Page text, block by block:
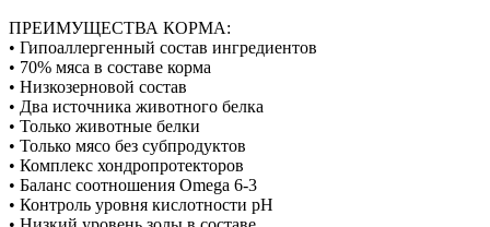
ПРЕИМУЩЕСТВА КОРМА:
• Гипоаллергенный состав ингредиентов
• 70% мяса в составе корма
• Низкозерновой состав
• Два источника животного белка
• Только животные белки
• Только мясо без субпродуктов
• Комплекс хондропротекторов
• Баланс соотношения Omega 6-3
• Контроль уровня кислотности рН